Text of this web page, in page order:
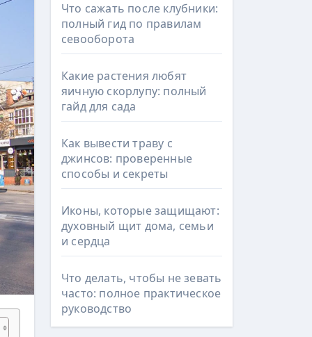
Что сажать после клубники:
полный гид по правилам
севооборота
Какие растения любят
яичную скорлупу: полный
гайд для сада
Как вывести траву с
джинсов: проверенные
способы и секреты
Иконы, которые защищают:
духовный щит дома, семьи
и сердца
Что делать, чтобы не зевать
часто: полное практическое
руководство